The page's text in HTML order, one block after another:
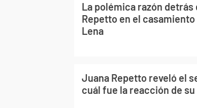
La polémica razón detrás
Repetto en el
Lena
Juana Repetto reveló el
cuál fue la reacción de